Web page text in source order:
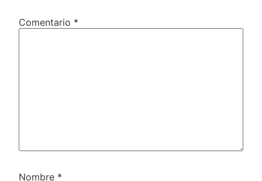
Comentario *
Nombre *